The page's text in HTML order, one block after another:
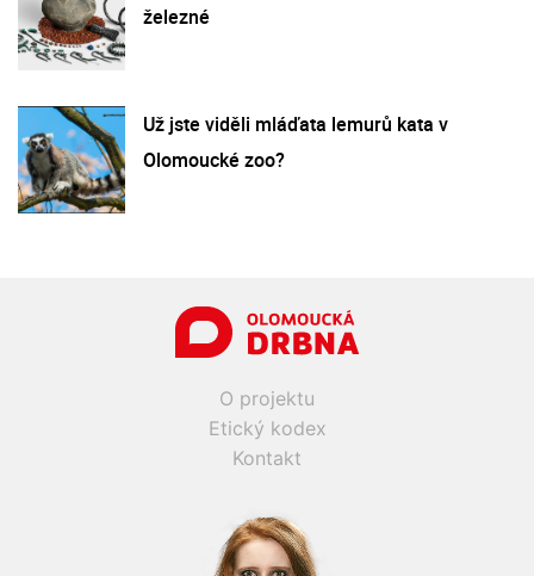
železné
Už jste viděli mláďata lemurů kata v
Olomoucké zoo?
O projektu
Etický kodex
Kontakt